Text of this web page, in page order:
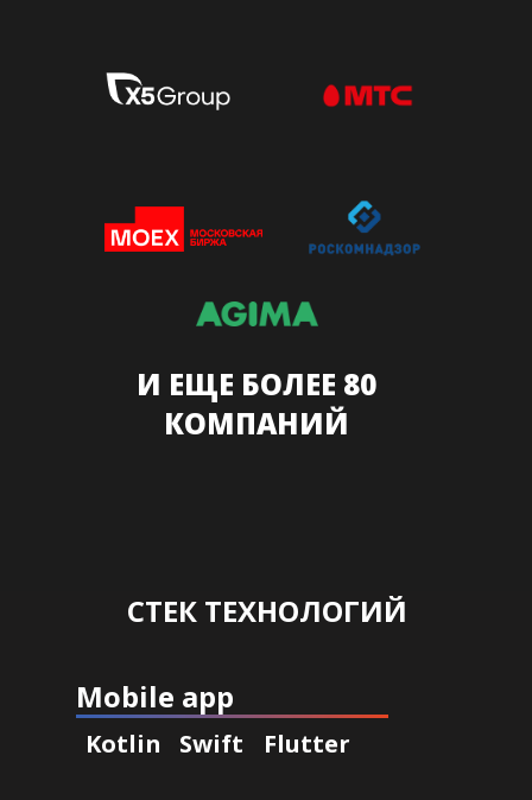
И ЕЩЕ БОЛЕЕ 80
КОМПАНИЙ
CТЕК ТЕХНОЛОГИЙ
Mobile app
Kotlin Swift Flutter